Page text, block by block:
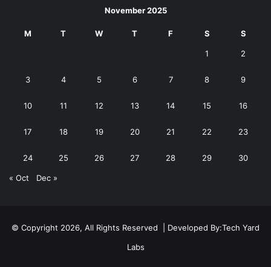
November 2025
M T W T F S S
1 2
3 4 5 6 7 8 9
10 11 12 13 14 15 16
17 18 19 20 21 22 23
24 25 26 27 28 29 30
« Oct Dec »
© Copyright 2026, All Rights Reserved | Developed By:Tech Yard
Labs